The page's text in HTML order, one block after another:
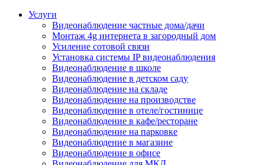
Услуги
Видеонаблюдение частные дома/дачи
Монтаж 4g интернета в загородный дом
Усиление сотовой связи
Установка системы IP видеонаблюдения
Видеонаблюдение в школе
Видеонаблюдение в детском саду
Видеонаблюдение на складе
Видеонаблюдение на производстве
Видеонаблюдение в отеле/гостинице
Видеонаблюдение в кафе/ресторане
Видеонаблюдение на парковке
Видеонаблюдение в магазине
Видеонаблюдение в офисе